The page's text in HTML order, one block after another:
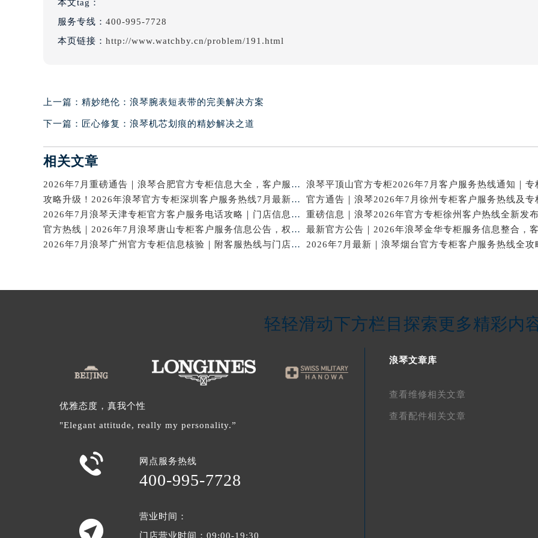
本文tag：
服务专线： 400-995-7728
本页链接： http://www.watchby.cn/problem/191.html
上一篇： 精妙绝伦：浪琴腕表短表带的完美解决方案
下一篇： 匠心修复：浪琴机芯划痕的精妙解决之道
相关文章
2026年7月重磅通告｜浪琴合肥官方专柜信息大全，客户服务热线同步更新
攻略升级！2026年浪琴官方专柜深圳客户服务热线7月最新公告
2026年7月浪琴天津专柜官方客户服务电话攻略｜门店信息一网打尽
官方热线｜2026年7月浪琴唐山专柜客户服务信息公告，权威发布
2026年7月浪琴广州官方专柜信息核验｜附客服热线与门店汇总
轻轻滑动下方栏目探索更多精彩内
优雅态度，真我个性
"Elegant attitude, really my personality.”
 网点服务热线
400-995-7728

营业时间：
门店营业时间：09:00-19:30
浪琴文章库
查看维修相关文章
查看配件相关文章